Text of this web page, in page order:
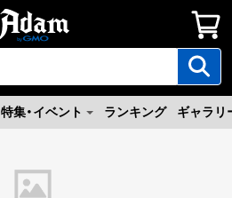
特集・イベント ランキング ギャラリ